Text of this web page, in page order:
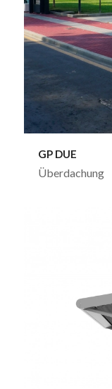
GP DUE
Überdachung